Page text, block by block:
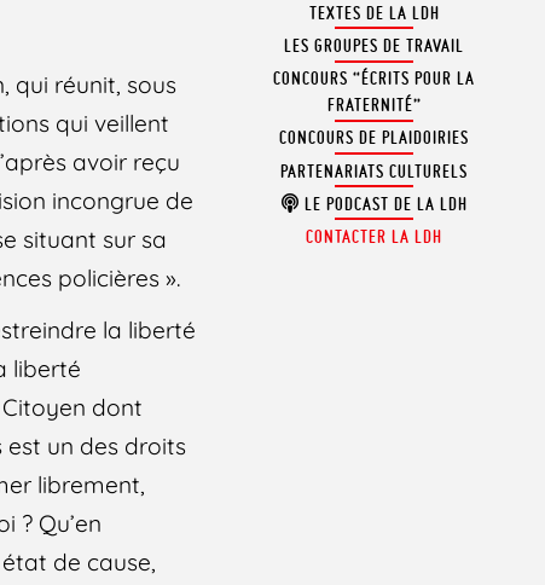
qui réunit, sous
qui veillent
avoir reçu
incongrue de
situant sur sa
policières ».
la liberté
liberté
dont
est un des droits
librement,
? Qu’en
de cause,
TEXTES DE LA LDH
LES GROUPES DE TRAVAIL
CONCOURS “ÉCRITS POUR LA
FRATERNITÉ”
CONCOURS DE PLAIDOIRIES
PARTENARIATS CULTURELS
LE PODCAST DE LA LDH
CONTACTER LA LDH